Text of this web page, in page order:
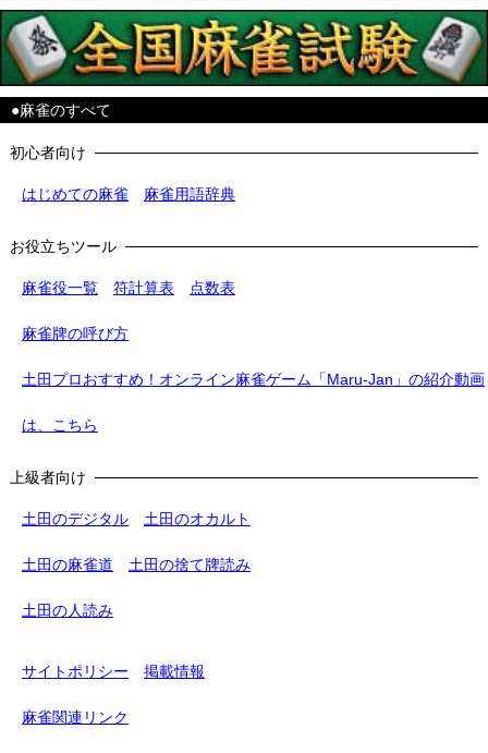
●麻雀のすべて
初心者向け
はじめての麻雀 麻雀用語辞典
お役立ちツール
麻雀役一覧 符計算表 点数表
麻雀牌の呼び方
土田プロおすすめ！オンライン麻雀ゲーム「Maru-Jan」の紹介動画
は、こちら
上級者向け
土田のデジタル 土田のオカルト
土田の麻雀道 土田の捨て牌読み
土田の人読み
サイトポリシー 掲載情報
麻雀関連リンク